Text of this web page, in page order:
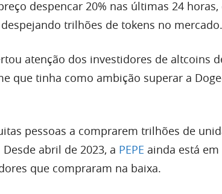
despencar 20% nas últimas 24 horas,
trilhões de tokens no mercado.
atenção dos investidores de altcoins
que tinha como ambição superar a
pessoas a comprarem trilhões de
abril de 2023, a PEPE ainda está em
que compraram na baixa.